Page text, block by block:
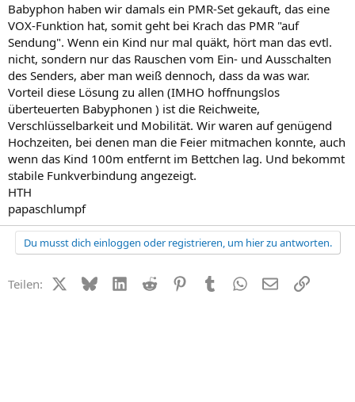
Babyphon haben wir damals ein PMR-Set gekauft, das eine
VOX-Funktion hat, somit geht bei Krach das PMR "auf
Sendung". Wenn ein Kind nur mal quäkt, hört man das evtl.
nicht, sondern nur das Rauschen vom Ein- und Ausschalten
des Senders, aber man weiß dennoch, dass da was war.
Vorteil diese Lösung zu allen (IMHO hoffnungslos
überteuerten Babyphonen ) ist die Reichweite,
Verschlüsselbarkeit und Mobilität. Wir waren auf genügend
Hochzeiten, bei denen man die Feier mitmachen konnte, auch
wenn das Kind 100m entfernt im Bettchen lag. Und bekommt
stabile Funkverbindung angezeigt.
HTH
papaschlumpf
Du musst dich einloggen oder registrieren, um hier zu antworten.
Teilen: X (Twitter)
BlueskyLinkedIn
Reddit PinterestTumblr WhatsApp
E-MailLink